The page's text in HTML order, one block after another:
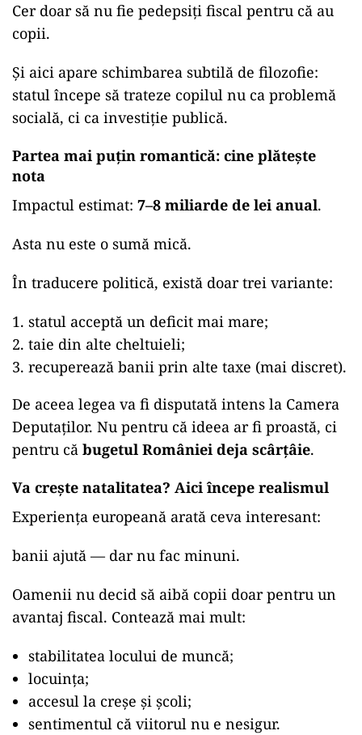
Cer doar să nu fie pedepsiți fiscal pentru că au
copii.
Și aici apare schimbarea subtilă de filozofie:
statul începe să trateze copilul nu ca problemă
socială, ci ca investiție publică.
Partea mai puțin romantică: cine plătește
nota
Impactul estimat: 7–8 miliarde de lei anual.
Asta nu este o sumă mică.
În traducere politică, există doar trei variante:
statul acceptă un deficit mai mare;
taie din alte cheltuieli;
recuperează banii prin alte taxe (mai discret).
De aceea legea va fi disputată intens la Camera
Deputaților. Nu pentru că ideea ar fi proastă, ci
pentru că bugetul României deja scârțâie.
Va crește natalitatea? Aici începe realismul
Experiența europeană arată ceva interesant:
banii ajută — dar nu fac minuni.
Oamenii nu decid să aibă copii doar pentru un
avantaj fiscal. Contează mai mult:
stabilitatea locului de muncă;
locuința;
accesul la creșe și școli;
sentimentul că viitorul nu e nesigur.